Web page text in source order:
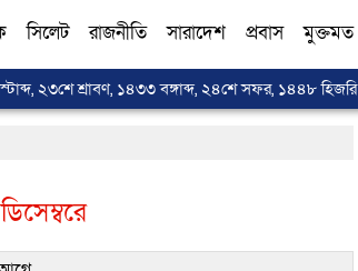
সিলেট রাজনীতি সারাদেশ প্রবাস মুক্তমত
২৩শে শ্রাবণ, ১৪৩৩ বঙ্গাব্দ, ২৪শে সফর, ১৪৪৮ হিজরি